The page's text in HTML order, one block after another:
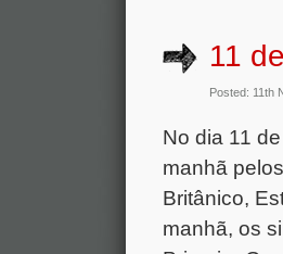
11
Posted: 11th
No dia 11
manhã
Britânico,
manhã, os